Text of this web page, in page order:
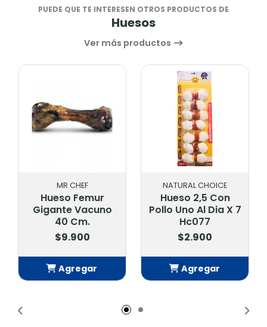
PUEDE QUE TE INTERESEN OTROS PRODUCTOS DE
Huesos
Ver más productos
MR CHEF
Hueso Femur
Gigante Vacuno
40 Cm.
$9.900
Agregar
NATURAL CHOICE
Hueso 2,5 Con
Pollo Uno Al Dia X 7
Hc077
$2.900
Agregar